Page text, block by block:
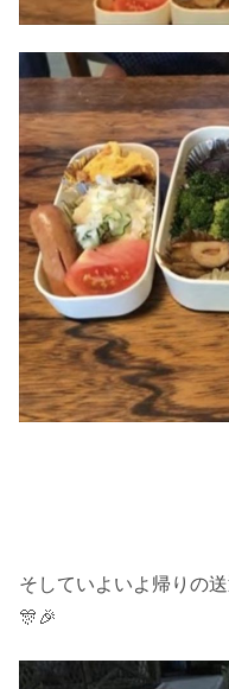
そしていよいよ帰りの
🎊🎉